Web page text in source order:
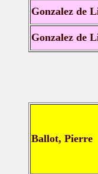
Gonzalez de
Gonzalez de
Ballot, Pierre